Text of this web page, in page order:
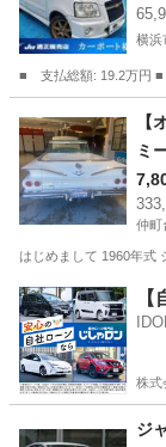
横浜
■ 支払総額: 19.2万円
ミ
仲町
はじめまして 1960年式
神奈川 横浜市
株式
ジ